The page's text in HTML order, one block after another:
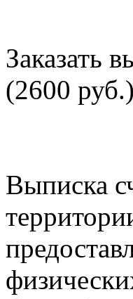
Заказать
(2600 руб.)
Выписка